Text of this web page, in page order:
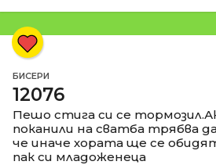
БИСЕРИ
12076
Пешо стига си се
поканили на сватба трябва
че иначе хората ще се
пак си младоженеца